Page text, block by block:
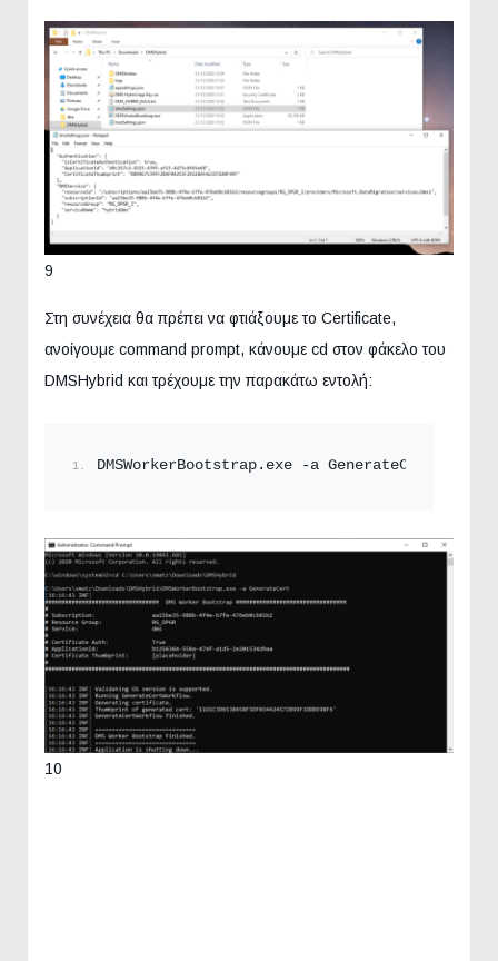
9
Στη συνέχεια θα πρέπει να φτιάξουμε το Certificate,
ανοίγουμε command prompt, κάνουμε cd στον φάκελο του
DMSHybrid και τρέχουμε την παρακάτω εντολή:
DMSWorkerBootstrap. exe -a GenerateCert
10